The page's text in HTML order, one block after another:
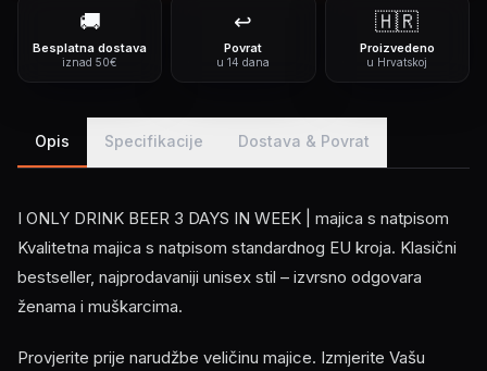
🚚
Besplatna dostava
iznad 50€
↩️
Povrat
u 14 dana
🇭🇷
Proizvedeno
u Hrvatskoj
Opis Specifikacije Dostava & Povrat
I ONLY DRINK BEER 3 DAYS IN WEEK | majica s natpisom
Kvalitetna majica s natpisom standardnog EU kroja. Klasični
bestseller, najprodavaniji unisex stil – izvrsno odgovara
ženama i muškarcima.
Provjerite prije narudžbe veličinu majice. Izmjerite Vašu